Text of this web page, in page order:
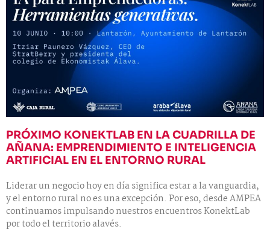
PRÓXIMO KONEKTLAB EN LA CUADRILLA DE
AÑANA: EMPRENDIMIENTO E INTELIGENCIA
ARTIFICIAL EN EL ENTORNO RURAL
Liderar un negocio hoy en día significa estar a la vanguardia,
y el entorno rural no es una excepción. Por eso, desde AMPEA
continuamos impulsando nuestros encuentros KonektLab
por todo el territorio alavés.